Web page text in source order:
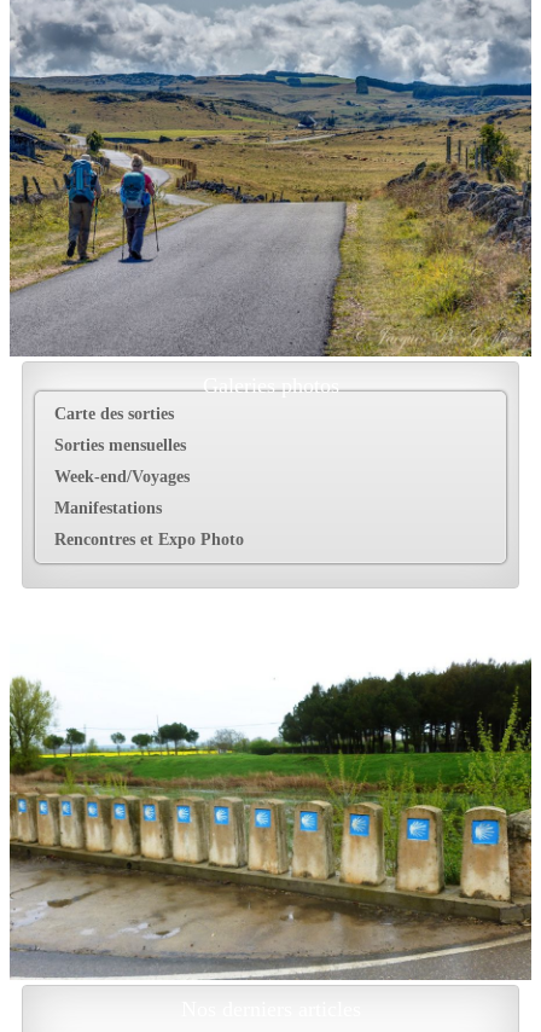
Galeries photos
Carte des sorties
Sorties mensuelles
Week-end/Voyages
Manifestations
Rencontres et Expo Photo